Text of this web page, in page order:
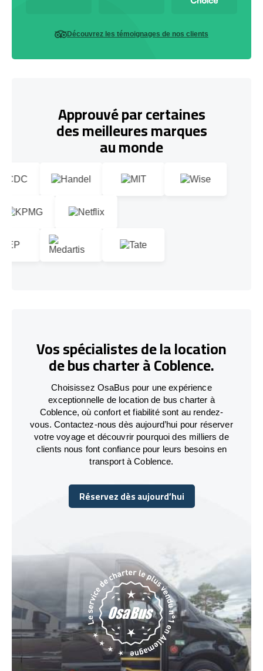
Découvrez les témoignages de nos clients
Approuvé par certaines
des meilleures marques
au monde
Vos spécialistes de la location
de bus charter à Coblence.
Choisissez OsaBus pour une expérience
exceptionnelle de location de bus charter à
Coblence, où confort et fiabilité sont au rendez-
vous. Contactez-nous dès aujourd’hui pour réserver
votre voyage et découvrir pourquoi des milliers de
clients nous font confiance pour leurs besoins en
transport à Coblence.
Réservez dès aujourd’hui
Réservez dès aujourd’hui